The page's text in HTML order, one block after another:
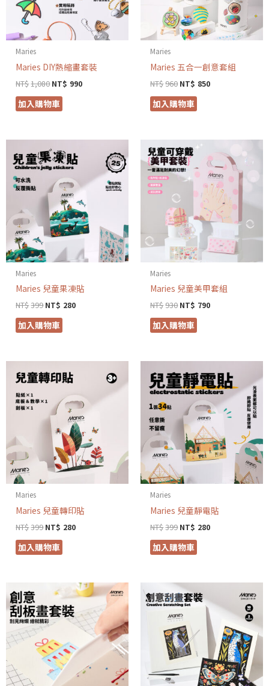
Maries
Maries DIY熱縮畫套裝
NT$1,080NT$ 990
加入購物車
Maries
Maries 五合一創意套組
NT$960NT$ 850
加入購物車
Maries
Maries 兒童果凍貼
NT$399NT$ 280
加入購物車
Maries
Maries 兒童美甲套組
NT$930NT$ 790
加入購物車
Maries
Maries 兒童轉印貼
NT$399NT$ 280
加入購物車
Maries
Maries 兒童靜電貼
NT$399NT$ 280
加入購物車